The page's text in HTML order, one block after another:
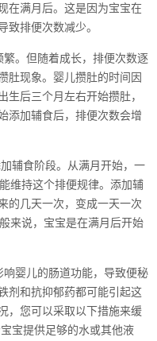
在满月后。这是因为宝宝在
致排便次数减少。
。但随着成长，排便次数逐
肚现象。婴儿攒肚的时间因
生后三个月左右开始攒肚，
添加辅食后，排便次数会增
辅食阶段。从满月开始，一
维持这个排便规律。添加辅
的几天一次，变成一天一次
来说，宝宝是在满月后开始
婴儿的肠道功能，导致便秘
剂和抗抑郁药都可能引起这
，您可以采取以下措施来缓
宝提供足够的水或其他液